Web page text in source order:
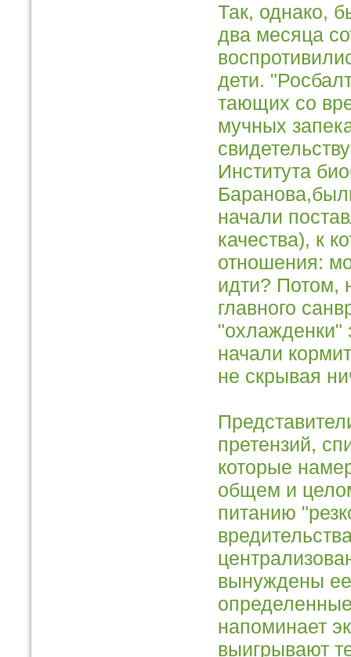
Так, однако,
два месяца
дети.
тающих со
мучных
Института
начали
качества), к
отношения:
идти? Потом,
главного
"охлажденки"
начали
не скрывая
претензий,
которые
общем и
питанию
вынуждены ее
напоминает
выигрывают